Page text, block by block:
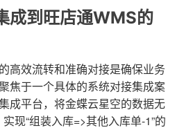
成到旺店通WMS的
高效流转和准确对接是确保业务
焦于一个具体的系统对接集成案
成平台，将金蝶云星空的数据无
现“组装入库=>其他入库单-1”的